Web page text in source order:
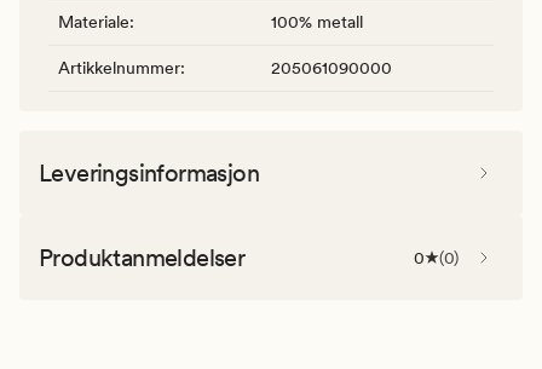
Materiale: 100% metall
Artikkelnummer: 205061090000
Leveringsinformasjon
Produktanmeldelser 0 (0)